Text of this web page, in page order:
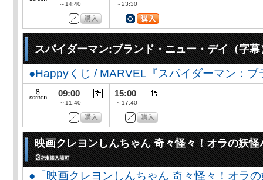
～14:40 ～23:30
スパイダーマン:ブランド・ニュー・デイ（字幕
●Happyくじ / MARVEL『スパイダーマン：
09:00
～11:40
15:00
～17:40
映画クレヨンしんちゃん 奇々怪々！オラの妖怪
●「映画クレヨンしんちゃん 奇々怪々！オラ